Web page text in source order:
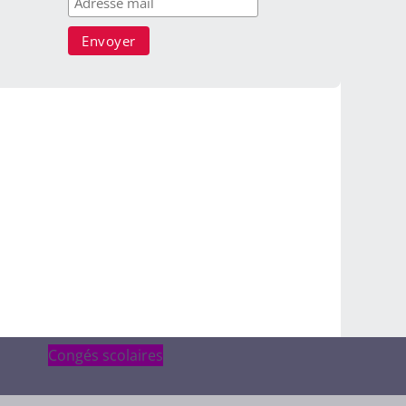
Congés scolaires